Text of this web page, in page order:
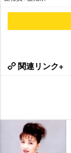
関連リンク+